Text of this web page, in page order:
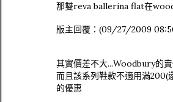
那雙reva ballerina flat在
版主回覆：(09/27/2009
其實價差不大...Woodbury的
而且該系列鞋款不適用滿200(
的優惠